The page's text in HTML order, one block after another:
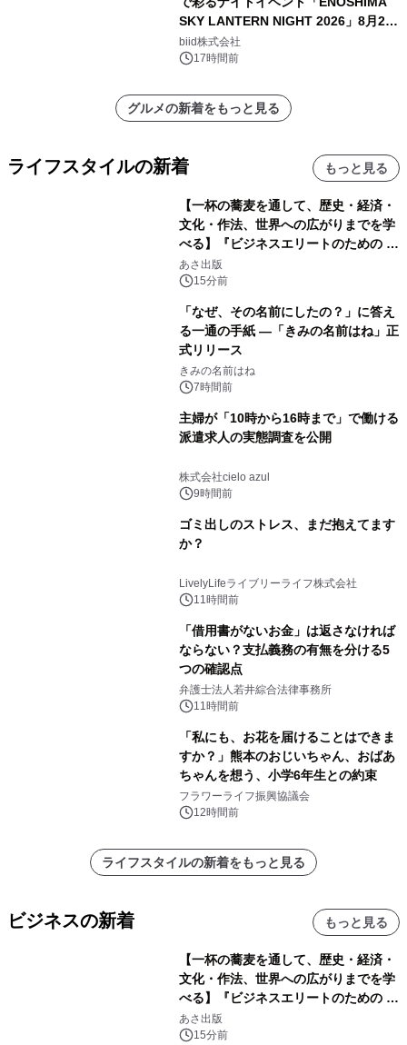
SKY LANTERN NIGHT 2026」8月22
日(土)振替開催＆受付スタート！
biid株式会社
17時間前
グルメの新着をもっと見る
ライフスタイルの新着 もっと見る
【一杯の蕎麦を通して、歴史・経済・
文化・作法、世界への広がりまでを学
べる】『ビジネスエリートのための 教
養としての蕎麦』2026年8月25日
（火）発売
あさ出版
15分前
「なぜ、その名前にしたの？」に答え
る一通の手紙 ―「きみの名前はね」正
式リリース
きみの名前はね
7時間前
主婦が「10時から16時まで」で働ける
派遣求人の実態調査を公開
株式会社cielo azul
9時間前
ゴミ出しのストレス、まだ抱えてます
か？
LivelyLifeライブリーライフ株式会社
11時間前
「借用書がないお金」は返さなければ
ならない？支払義務の有無を分ける5
つの確認点
弁護士法人若井綜合法律事務所
11時間前
「私にも、お花を届けることはできま
すか？」熊本のおじいちゃん、おばあ
ちゃんを想う、小学6年生との約束
フラワーライフ振興協議会
12時間前
ライフスタイルの新着をもっと見る
ビジネスの新着 もっと見る
【一杯の蕎麦を通して、歴史・経済・
文化・作法、世界への広がりまでを学
べる】『ビジネスエリートのための 教
養としての蕎麦』2026年8月25日
（火）発売
あさ出版
15分前